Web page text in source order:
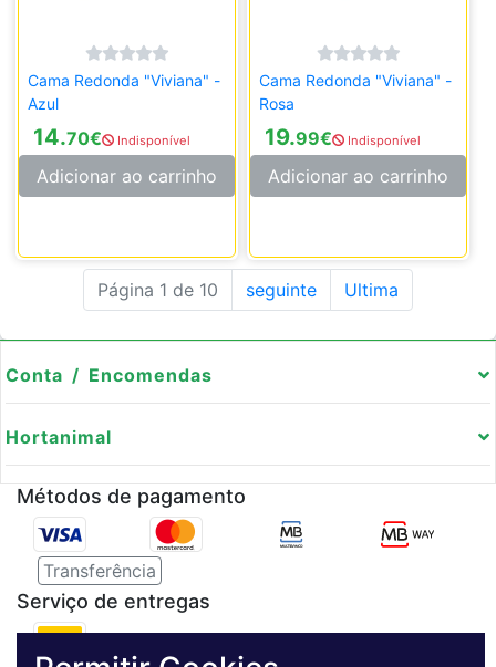
Cama Redonda "Viviana" -
Azul
14.70€ Indisponível
Adicionar ao carrinho
Cama Redonda "Viviana" -
Rosa
19.99€ Indisponível
Adicionar ao carrinho
Página 1 de 10 seguinte Ultima
Conta / Encomendas
Hortanimal
Métodos de pagamento
Transferência
Serviço de entregas